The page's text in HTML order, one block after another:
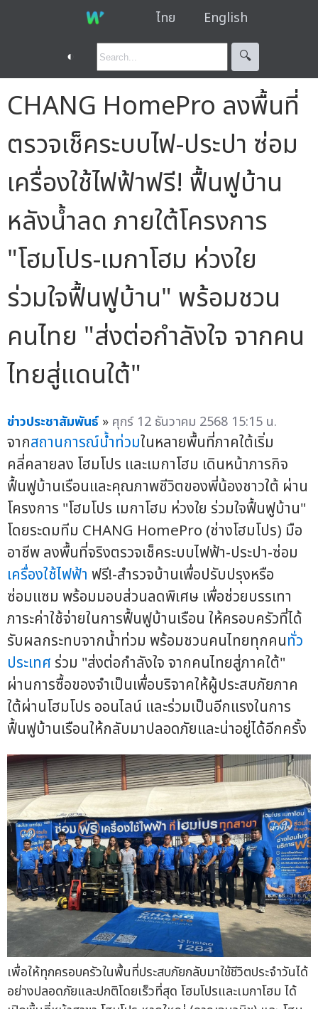
ไทย English
◐ 🔍︎
CHANG HomePro ลงพื้นที่
ตรวจเช็คระบบไฟ-ประปา ซ่อม
เครื่องใช้ไฟฟ้าฟรี! ฟื้นฟูบ้าน
หลังน้ำลด ภายใต้โครงการ
"โฮมโปร-เมกาโฮม ห่วงใย
ร่วมใจฟื้นฟูบ้าน" พร้อมชวน
คนไทย "ส่งต่อกำลังใจ จากคน
ไทยสู่แดนใต้"
ข่าวประชาสัมพันธ์ » ศุกร์ 12 ธันวาคม 2568 15:15 น.
จากสถานการณ์น้ำท่วมในหลายพื้นที่ภาคใต้เริ่ม
คลี่คลายลง โฮมโปร และเมกาโฮม เดินหน้าภารกิจ
ฟื้นฟูบ้านเรือนและคุณภาพชีวิตของพี่น้องชาวใต้ ผ่าน
โครงการ "โฮมโปร เมกาโฮม ห่วงใย ร่วมใจฟื้นฟูบ้าน"
โดยระดมทีม CHANG HomePro (ช่างโฮมโปร) มือ
อาชีพ ลงพื้นที่จริงตรวจเช็คระบบไฟฟ้า-ประปา-ซ่อม
เครื่องใช้ไฟฟ้า ฟรี!-สำรวจบ้านเพื่อปรับปรุงหรือ
ซ่อมแซม พร้อมมอบส่วนลดพิเศษ เพื่อช่วยบรรเทา
ภาระค่าใช้จ่ายในการฟื้นฟูบ้านเรือน ให้ครอบครัวที่ได้
รับผลกระทบจากน้ำท่วม พร้อมชวนคนไทยทุกคนทั่ว
ประเทศ ร่วม "ส่งต่อกำลังใจ จากคนไทยสู่ภาคใต้"
ผ่านการซื้อของจำเป็นเพื่อบริจาคให้ผู้ประสบภัยภาค
ใต้ผ่านโฮมโปร ออนไลน์ และร่วมเป็นอีกแรงในการ
ฟื้นฟูบ้านเรือนให้กลับมาปลอดภัยและน่าอยู่ได้อีกครั้ง
เพื่อให้ทุกครอบครัวในพื้นที่ประสบภัยกลับมาใช้ชีวิตประจำวันได้
อย่างปลอดภัยและปกติโดยเร็วที่สุด โฮมโปรและเมกาโฮม ได้